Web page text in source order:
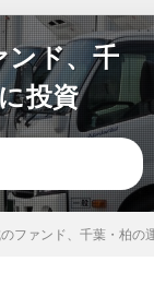
ンド、千
投資
ファンド、千葉・柏の